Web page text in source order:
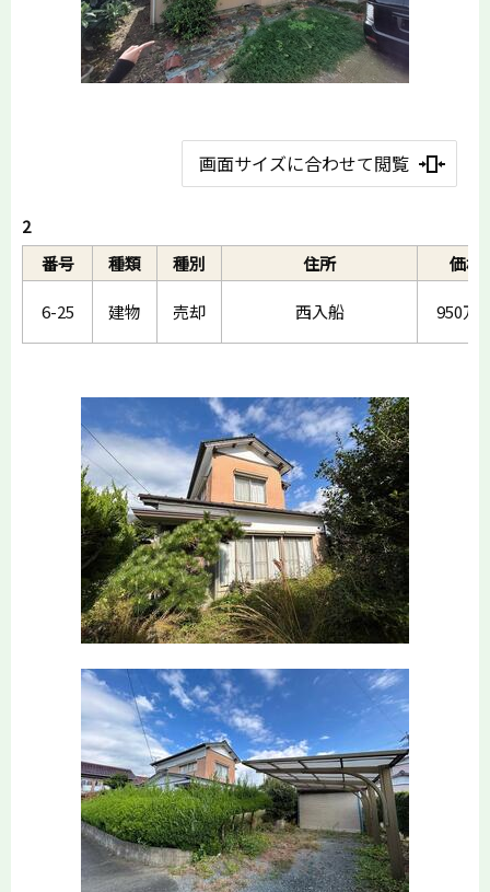
画面サイズに合わせて閲覧
2
番号
種類 種別 住所 価格
6-25 建物 売却 西入船 950万